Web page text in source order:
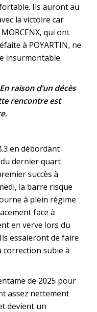
Ils auront au
la victoire car
qui ont
à POYARTIN, ne
insurmontable.
En raison d’un décès
rencontre est
en débordant
du dernier quart
succès à
la barre risque
à plein régime
face à
en verve lors du
essaieront de faire
correction subie à
de 2025 pour
assez nettement
devient un